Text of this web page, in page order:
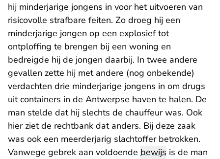
hij minderjarige jongens in voor het uitvoeren van
risicovolle strafbare feiten. Zo droeg hij een
minderjarige jongen op een explosief tot
ontploffing te brengen bij een woning en
bedreigde hij de jongen daarbij. In twee andere
gevallen zette hij met andere (nog onbekende)
verdachten drie minderjarige jongens in om drugs
uit containers in de Antwerpse haven te halen. De
man stelde dat hij slechts de chauffeur was. Ook
hier ziet de rechtbank dat anders. Bij deze zaak
was ook een meerderjarig slachtoffer betrokken.
Vanwege gebrek aan voldoende bewijs is de man